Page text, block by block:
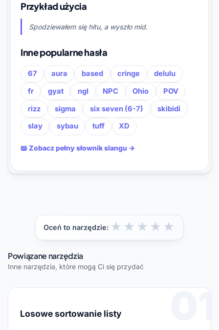
Przykład użycia
Spodziewałem się hitu, a wyszło mid.
Inne popularne hasła
67 aura based cringe
delulu
fr
gyat ngl NPC Ohio
POV
rizz
sigma six seven (6-7)
skibidi
slay
sybau tuff XD
📖 Zobacz pełny słownik slangu →
Oceń to narzędzie: ★
★
★
★
★
Powiązane narzędzia
Inne narzędzia, które mogą Ci się przydać
01
Losowe sortowanie listy